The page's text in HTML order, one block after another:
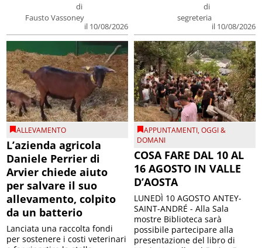
di
Fausto Vassoney
il 10/08/2026
di
segreteria
il 10/08/2026
ALLEVAMENTO
L’azienda agricola
Daniele Perrier di
Arvier chiede aiuto
per salvare il suo
allevamento, colpito
da un batterio
Lanciata una raccolta fondi
per sostenere i costi veterinari
APPUNTAMENTI,OGGI &
DOMANI
COSA FARE DAL 10 AL
16 AGOSTO IN VALLE
D’AOSTA
LUNEDÌ 10 AGOSTO ANTEY-
SAINT-ANDRÉ - Alla Sala
mostre Biblioteca sarà
possibile partecipare alla
presentazione del libro di